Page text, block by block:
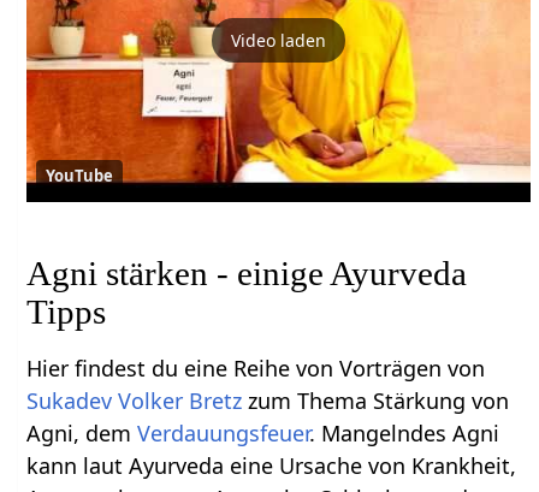
Video laden
YouTube
Agni stärken - einige Ayurveda
Tipps
Hier findest du eine Reihe von Vorträgen von
Sukadev Volker Bretz zum Thema Stärkung von
Agni, demVerdauungsfeuer. Mangelndes Agni
kann laut Ayurveda eine Ursache von Krankheit,